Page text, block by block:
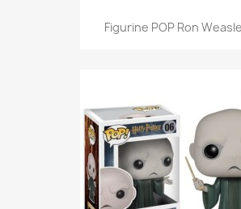
Figurine POP Ron